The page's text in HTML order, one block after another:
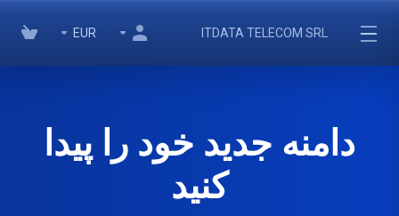
ITDATA TELECOM SRL
EUR
دامنه جدید خود را پیدا
کنید